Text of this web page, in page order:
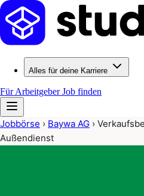
Alles für deine Karriere
Für ArbeitgeberJob finden
Jobbörse › Baywa AG ›
Außendienst